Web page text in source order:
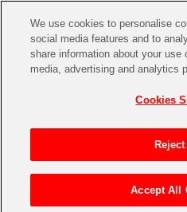
We use cookies to personalise
social media features and to
share information about your use
media, advertising and analytics
Cookies
Reject
Accept All